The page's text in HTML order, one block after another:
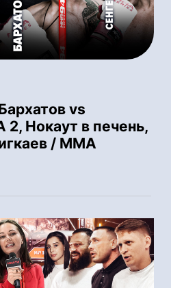
vs
Нокаут в печень,
/ ММА